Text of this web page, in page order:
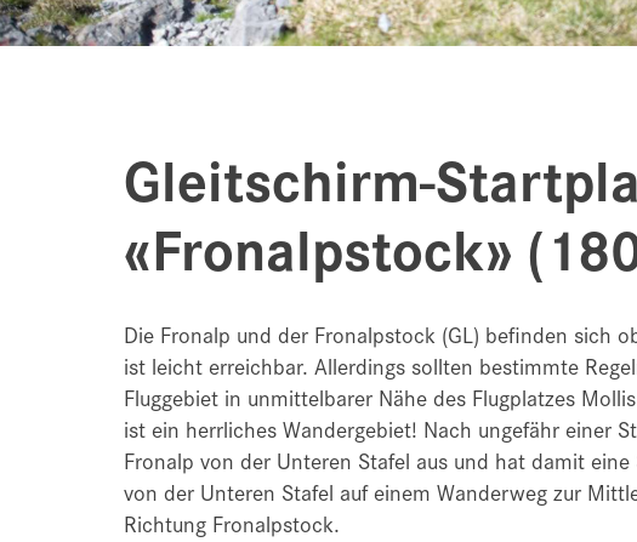
Gleitschirm-
«Fronalpstock»
Die Fronalp und der Fronalpstock (GL) befinden sich
ist leicht erreichbar. Allerdings sollten bestimmte
Fluggebiet in unmittelbarer Nähe des Flugplatzes
ist ein herrliches Wandergebiet! Nach ungefähr einer
Fronalp von der Unteren Stafel aus und hat damit
von der Unteren Stafel auf einem Wanderweg zur
Richtung Fronalpstock.